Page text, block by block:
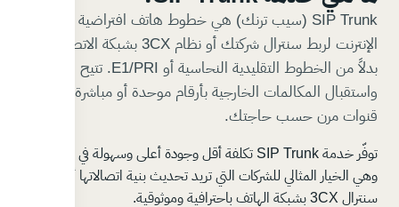
SIP Trunk (سيب ترنك) هي خطوط هاتف افتراضية تعمل عبر
الإنترنت لربط سنترال شركتك أو نظام 3CX بشبكة الاتصالات،
بدلاً من الخطوط التقليدية النحاسية أو E1/PRI. تتيح لك إجراء
واستقبال المكالمات الخارجية بأرقام موحدة أو مباشرة، مع عدد
قنوات مرن حسب حاجتك.
توفّر خدمة SIP Trunk تكلفة أقل وجودة أعلى وسهولة في التوسّع،
وهي الخيار المثالي للشركات التي تريد تحديث بنية اتصالاتها أو ربط
سنترال 3CX بشبكة الهاتف باحترافية وموثوقية.